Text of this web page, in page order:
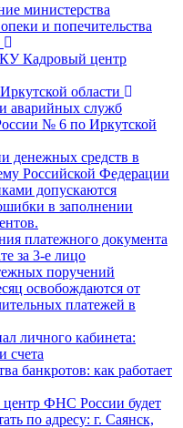
министерства
и попечительства
Кадровый центр
области
аварийных служб
№ 6 по Иркутской
денежных средств в
Российской Федерации
допускаются
в заполнении
платежного документа
за 3-е лицо
поручений
освобождаются от
платежей в
личного кабинета:
счета
банкротов: как работает
ФНС России будет
по адресу: г. Саянск,